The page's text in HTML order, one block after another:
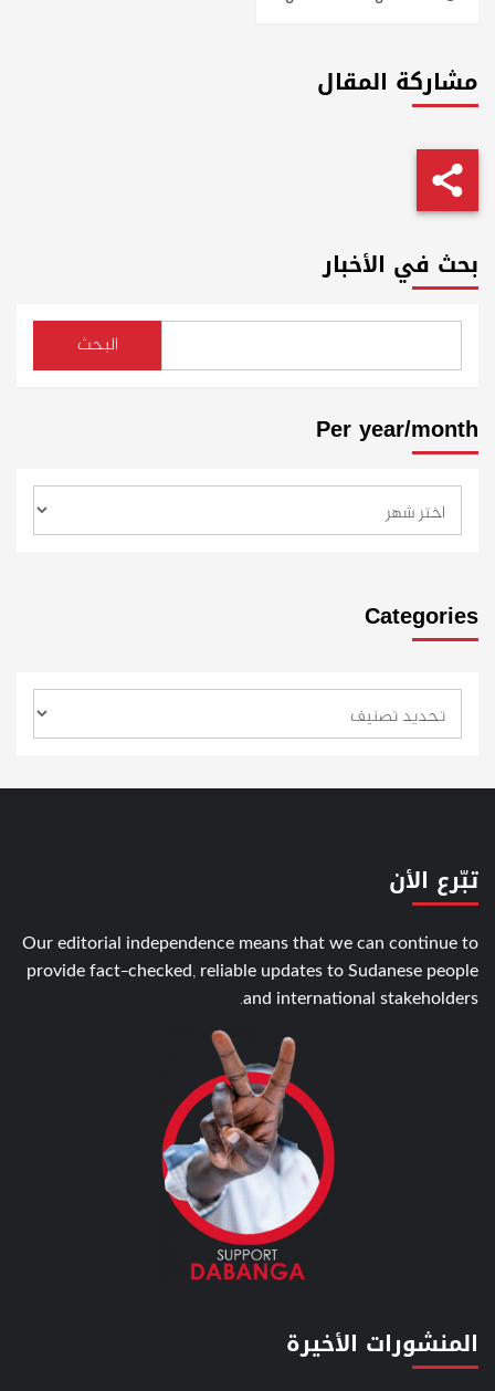
مشاركة المقال
بحث في الأخبار
البحث
Per year/month
Categories
تبّرع الأن
Our editorial independence means that we can continue to
provide fact-checked, reliable updates to Sudanese people
and international stakeholders.
المنشورات الأخيرة